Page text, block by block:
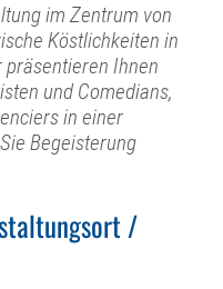
im Zentrum von
Köstlichkeiten in
präsentieren Ihnen
und Comedians,
in einer
Begeisterung
/